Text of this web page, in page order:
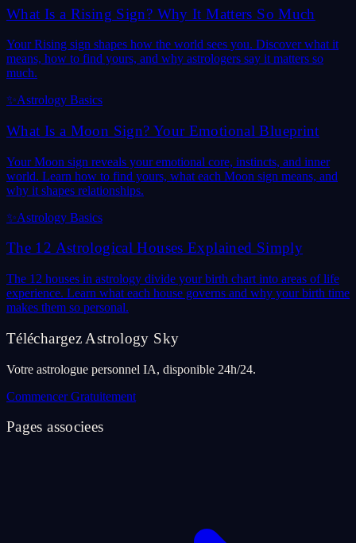
What Is a Rising Sign? Why It Matters So Much
Your Rising sign shapes how the world sees you. Discover what it
means, how to find yours, and why astrologers say it matters so
much.
✨Astrology Basics
What Is a Moon Sign? Your Emotional Blueprint
Your Moon sign reveals your emotional core, instincts, and inner
world. Learn how to find yours, what each Moon sign means, and
why it shapes relationships.
✨Astrology Basics
The 12 Astrological Houses Explained Simply
The 12 houses in astrology divide your birth chart into areas of life
experience. Learn what each house governs and why your birth time
makes them so personal.
Téléchargez Astrology Sky
Votre astrologue personnel IA, disponible 24h/24.
Commencer Gratuitement
Pages associees